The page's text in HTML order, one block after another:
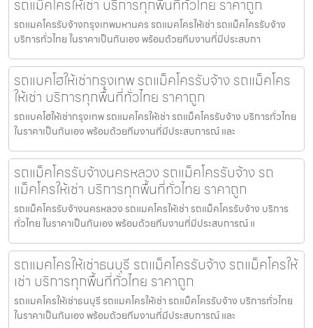
รถแม็คโครให้เช่า บริการทุกพื้นที่ทั่วไทย ราคาถูก
รถแมคโครรับจ้างกรุงเทพมหานคร รถแมคโครให้เช่า รถแม็คโครรับจ้าง
บริการทั่วไทย ในราคาเป็นกันเอง พร้อมด้วยทีมงานที่มีประสบกา
รถแบคโฮให้เช่ากรุงเทพ รถแม็คโครรับจ้าง รถแม็คโคร
ให้เช่า บริการทุกพื้นที่ทั่วไทย ราคาถูก
รถแบคโฮให้เช่ากรุงเทพ รถแมคโครให้เช่า รถแม็คโครรับจ้าง บริการทั่วไทย
ในราคาเป็นกันเอง พร้อมด้วยทีมงานที่มีประสบการณ์ และ
รถแม็คโครรับจ้างนครหลวง รถแม็คโครรับจ้าง รถ
แม็คโครให้เช่า บริการทุกพื้นที่ทั่วไทย ราคาถูก
รถแม็คโครรับจ้างนครหลวง รถแมคโครให้เช่า รถแม็คโครรับจ้าง บริการ
ทั่วไทย ในราคาเป็นกันเอง พร้อมด้วยทีมงานที่มีประสบการณ์ แ
รถแมคโครให้เช่าธนบุรี รถแม็คโครรับจ้าง รถแม็คโครให้
เช่า บริการทุกพื้นที่ทั่วไทย ราคาถูก
รถแมคโครให้เช่าธนบุรี รถแมคโครให้เช่า รถแม็คโครรับจ้าง บริการทั่วไทย
ในราคาเป็นกันเอง พร้อมด้วยทีมงานที่มีประสบการณ์ และ